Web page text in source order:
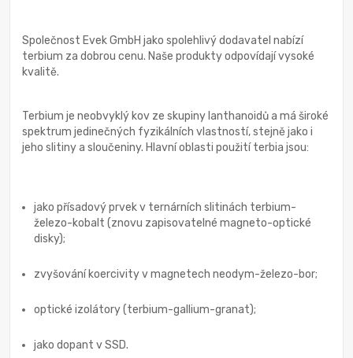
Společnost Evek GmbH jako spolehlivý dodavatel nabízí
terbium za dobrou cenu. Naše produkty odpovídají vysoké
kvalitě.
Terbium je neobvyklý kov ze skupiny lanthanoidů a má široké
spektrum jedinečných fyzikálních vlastností, stejně jako i
jeho slitiny a sloučeniny. Hlavní oblasti použití terbia jsou:
jako přísadový prvek v ternárních slitinách terbium-
železo-kobalt (znovu zapisovatelné magneto-optické
disky);
zvyšování koercivity v magnetech neodym-železo-bor;
optické izolátory (terbium-gallium-granat);
jako dopant v SSD.